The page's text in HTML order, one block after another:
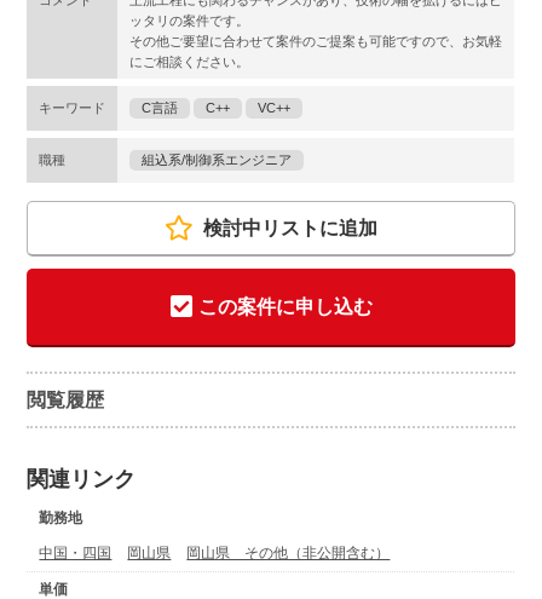
ッタリの案件です。
その他ご要望に合わせて案件のご提案も可能ですので、お気軽
にご相談ください。
キーワード C言語 C++ VC++
職種 組込系/制御系エンジニア
検討中リストに追加
この案件に申し込む
閲覧履歴
関連リンク
勤務地
中国・四国 岡山県 岡山県 その他（非公開含む）
単価